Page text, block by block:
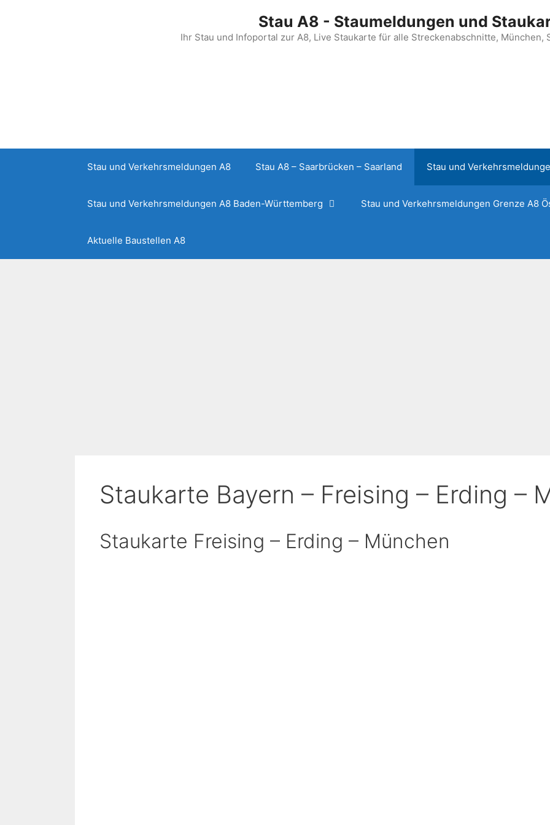
Stau A8 - Staumeldungen und
Ihr Stau und Infoportal zur A8, Live Staukarte für alle Streckenabschnitte, München,
Stau und Verkehrsmeldungen A8 Stau A8 – Saarbrücken – Saarland Stau und
Stau und Verkehrsmeldungen A8 Baden-Württemberg Stau und Verkehrsmeldungen Grenze A8
Aktuelle Baustellen A8
Staukarte Bayern – Freising – Erding –
Staukarte Freising – Erding – München